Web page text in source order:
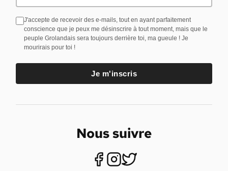
J'accepte de recevoir des e-mails, tout en ayant parfaitement
conscience que je peux me désinscrire à tout moment, mais que le
peuple Grolandais sera toujours derrière toi, ma gueule ! Je
mourirais pour toi !
Je m'inscris
Nous suivre